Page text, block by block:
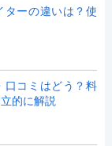
ターの違いは？使
口コミはどう？料
的に解説